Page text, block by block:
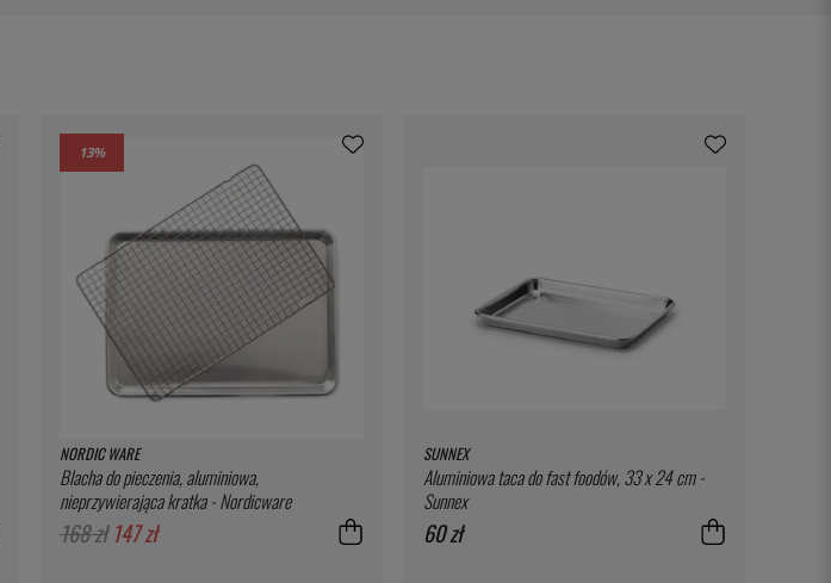
13%
NORDIC WARE
Blacha do pieczenia, aluminiowa,
nieprzywierająca kratka - Nordicware
168 zł 147 zł
SUNNEX
Aluminiowa taca do fast foodów, 33 x 24 cm -
Sunnex
60 zł